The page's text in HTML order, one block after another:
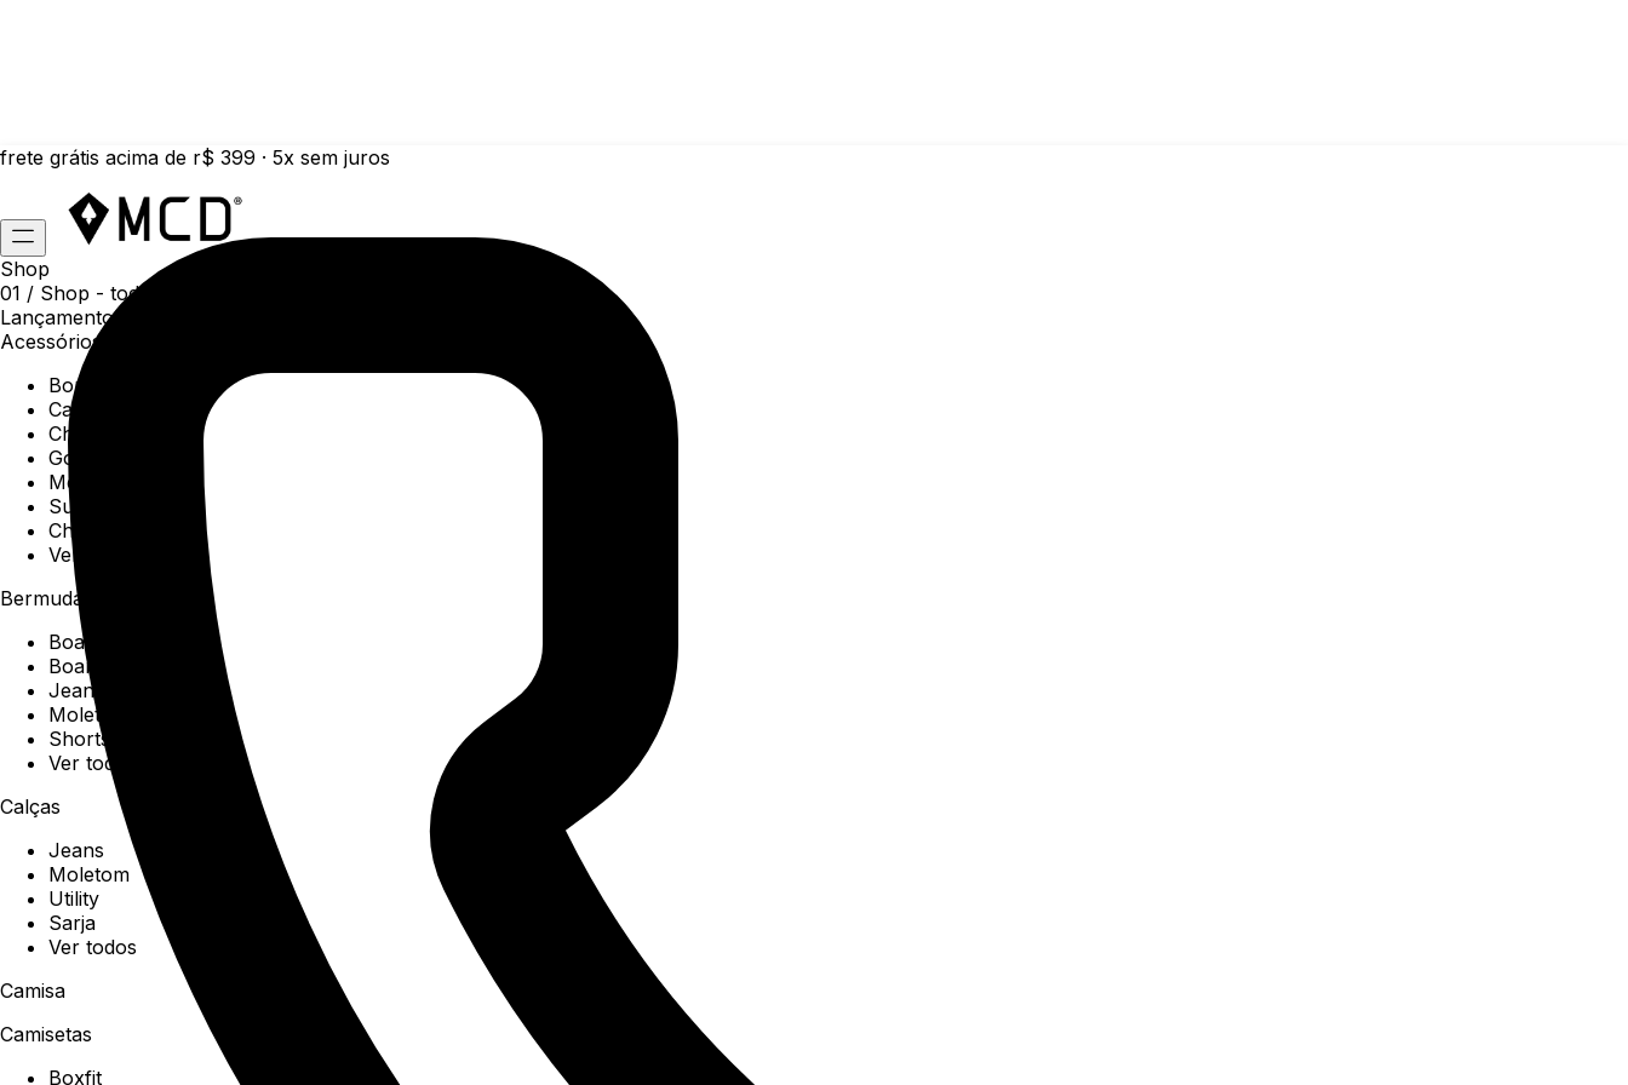
frete grátis acima de r$ 399 · 5x sem juros
Shop
01 / Shop - todas as categorias da coleção atual
Lançamentos da semana
Acessórios
Boné
Carteiras
Chaveiros
Gorros
Meias
Sunga
Chinelos
Ver todos
Bermudas
Boardshorts
Boardwalk
Jeans
Moletom
Shorts
Ver todos
Calças
Jeans
Moletom
Utility
Sarja
Ver todos
Camisa
Camisetas
Boxfit